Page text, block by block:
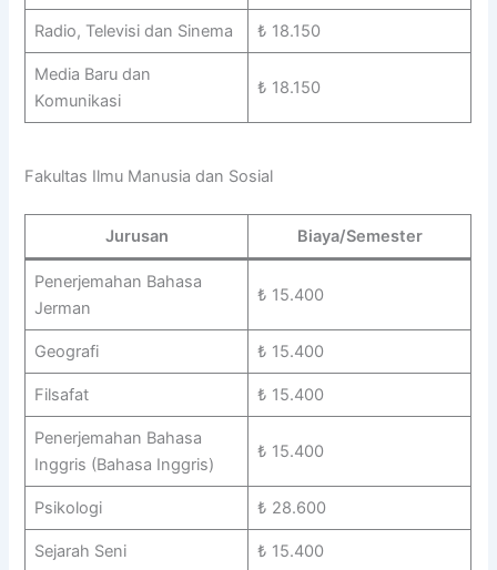
Radio, Televisi dan Sinema ₺ 18.150
Media Baru dan
Komunikasi
₺ 18.150
Fakultas Ilmu Manusia dan Sosial
Jurusan Biaya/Semester
Penerjemahan Bahasa
Jerman
₺ 15.400
Geografi ₺ 15.400
Filsafat ₺ 15.400
Penerjemahan Bahasa
Inggris (Bahasa Inggris)
₺ 15.400
Psikologi ₺ 28.600
Sejarah Seni ₺ 15.400